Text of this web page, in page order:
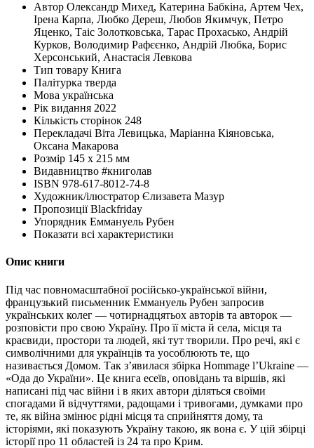
Автор Олександр Михед, Катерина Бабкіна, Артем Чех,
Ірена Карпа, Любко Дереш, Любов Якимчук, Петро
Яценко, Таіс Золотковська, Тарас Прохасько, Андрій
Курков, Володимир Рафєєнко, Андрій Любка, Борис
Херсонський, Анастасія Левкова
Тип товару Книга
Палітурка тверда
Мова українська
Рік видання 2022
Кількість сторінок 248
Перекладачі Віта Левицька, Маріанна Кіяновська,
Оксана Макарова
Розмір 145 х 215 мм
Видавництво #книголав
ISBN 978-617-8012-74-8
Художник/ілюстратор Єлизавета Мазур
Пропозиції Blackfriday
Упорядник Еммануель Рубен
Показати всі характеристики
Опис книги
Під час повномасштабної російсько-української війни,
французький письменник Еммануель Рубен запросив
українських колег — чотирнадцятьох авторів та авторок —
розповісти про свою Україну. Про її міста й села, місця та
краєвиди, простори та людей, які тут творили. Про речі, які є
символічними для українців та уособлюють те, що
називається Домом. Так з’явилася збірка Hommage l’Ukraine —
«Ода до України». Це книга есеїв, оповідань та віршів, які
написані під час війни і в яких автори діляться своїми
спогадами й відчуттями, радощами і тривогами, думками про
те, як війна змінює рідні місця та сприйняття дому, та
історіями, які показують Україну такою, як вона є. У цій збірці
історії про 11 областей із 24 та про Крим.